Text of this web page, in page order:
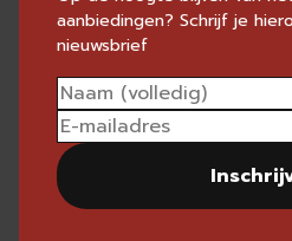
aanbiedingen? Schrijf je
nieuwsbrief